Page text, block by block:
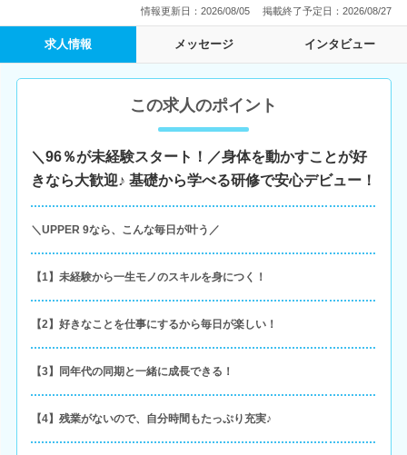
情報更新日：2026/08/05 掲載終了予定日：2026/08/27
求人情報 メッセージ インタビュー
この求人のポイント
＼96％が未経験スタート！／身体を動かすことが好
きなら大歓迎♪ 基礎から学べる研修で安心デビュー！
＼UPPER 9なら、こんな毎日が叶う／
【1】未経験から一生モノのスキルを身につく！
【2】好きなことを仕事にするから毎日が楽しい！
【3】同年代の同期と一緒に成長できる！
【4】残業がないので、自分時間もたっぷり充実♪